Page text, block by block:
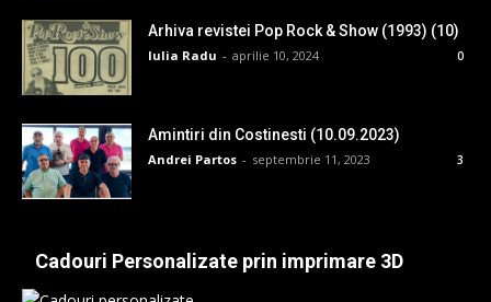
Arhiva revistei Pop Rock & Show (1993) (10)
Iulia Radu - aprilie 10, 2024 0
Amintiri din Costinesti (10.09.2023)
Andrei Partos - septembrie 11, 2023 3
Cadouri Personalizate prin imprimare 3D